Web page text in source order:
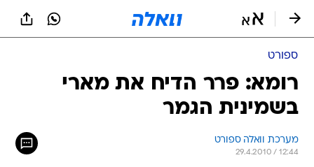
ספורט
רומא: פרר הדיח את מארי
בשמינית הגמר
מערכת וואלה ספורט
29.4.2010 / 12:44